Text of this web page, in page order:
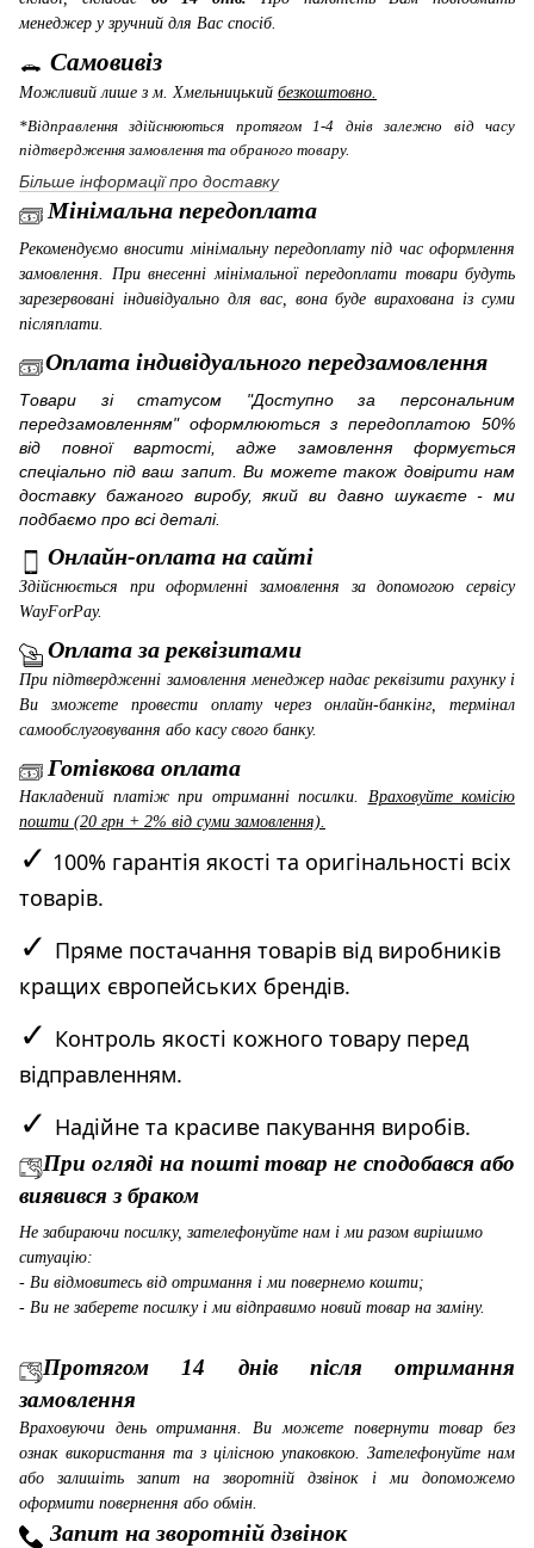
менеджер у зручний для Вас спосіб.
Самовивіз
Можливий лише з м. Хмельницький безкоштовно.
*Відправлення здійснюються протягом 1-4 днів залежно від часу
підтвердження замовлення та обраного товару.
Більше інформації про доставку
Мінімальна передоплата
Рекомендуємо вносити мінімальну передоплату під час оформлення
замовлення. При внесенні мінімальної передоплати товари будуть
зарезервовані індивідуально для вас, вона буде вирахована із суми
післяплати.
Оплата індивідуального передзамовлення
Товари зі статусом "Доступно за персональним
передзамовленням" оформлюються з передоплатою 50%
від повної вартості, адже замовлення формується
спеціально під ваш запит. Ви можете також довірити нам
доставку бажаного виробу, який ви давно шукаєте - ми
подбаємо про всі деталі.
Онлайн-оплата на сайті
Здійснюється при оформленні замовлення за допомогою сервісу
WayForPay.
Оплата за реквізитами
При підтвердженні замовлення менеджер надає реквізити рахунку і
Ви зможете провести оплату через онлайн-банкінг, термінал
самообслуговування або касу свого банку.
Готівкова оплата
Накладений платіж при отриманні посилки. Враховуйте комісію
пошти (20 грн + 2% від суми замовлення).
✓ 100% гарантія якості та оригінальності всіх
товарів.
✓ Пряме постачання товарів від виробників
кращих європейських брендів.
✓ Контроль якості кожного товару перед
відправленням.
✓ Надійне та красиве пакування виробів.
При огляді на пошті товар не сподобався або
виявився з браком
Не забираючи посилку, зателефонуйте нам і ми разом вирішимо
ситуацію:
- Ви відмовитесь від отримання і ми повернемо кошти;
- Ви не заберете посилку і ми відправимо новий товар на заміну.
Протягом 14 днів після отримання
замовлення
Враховуючи день отримання. Ви можете повернути товар без
ознак використання та з цілісною упаковкою. Зателефонуйте нам
або залишіть запит на зворотній дзвінок і ми допоможемо
оформити повернення або обмін.
Запит на зворотній дзвінок